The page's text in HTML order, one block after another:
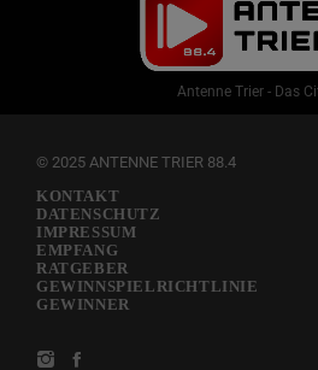
Antenne Trier - Das
© 2025 ANTENNE TRIER 88.4
KONTAKT
DATENSCHUTZ
IMPRESSUM
EMPFANG
RATGEBER
GEWINNSPIELRICHTLINIE
GEWINNER